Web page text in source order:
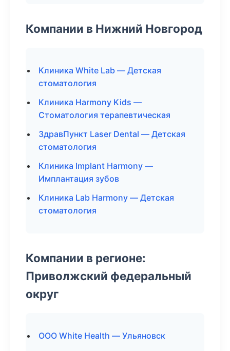
Компании в Нижний Новгород
Клиника White Lab — Детская
стоматология
Клиника Harmony Kids —
Стоматология терапевтическая
ЗдравПункт Laser Dental — Детская
стоматология
Клиника Implant Harmony —
Имплантация зубов
Клиника Lab Harmony — Детская
стоматология
Компании в регионе:
Приволжский федеральный
округ
ООО White Health — Ульяновск